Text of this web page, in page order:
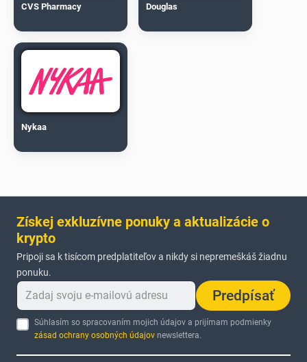
CVS Pharmacy Douglas
Nykaa
Získej exkluzívne ponuky a aktualizácie o
krypto
Pripoji sa k tisícom predplatiteľov a nikdy si nepremeškáš žiadnu
ponuku.
Predpísať
Súhlasím so spracovaním mojich údajov a prijímam podmienky
zásad ochrany osobných údajov newslettera.